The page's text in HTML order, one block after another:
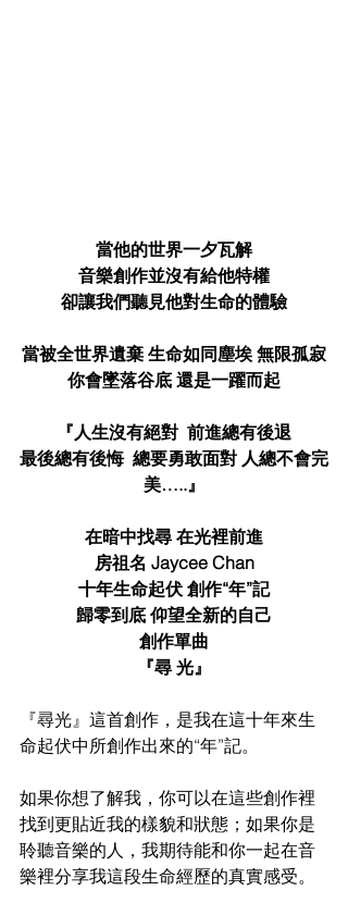
當他的世界一夕瓦解
音樂創作並沒有給他特權
卻讓我們聽見他對生命的體驗
當被全世界遺棄 生命如同塵埃 無限孤寂
你會墜落谷底 還是一躍而起
『人生沒有絕對  前進總有後退
最後總有後悔  總要勇敢面對 人總不會完
美…..』
在暗中找尋 在光裡前進
房祖名 Jaycee Chan
十年生命起伏 創作“年”記
歸零到底 仰望全新的自己
創作單曲
『尋 光』
『尋光』這首創作，是我在這十年來生
命起伏中所創作出來的“年”記。
如果你想了解我，你可以在這些創作裡
找到更貼近我的樣貌和狀態；如果你是
聆聽音樂的人，我期待能和你一起在音
樂裡分享我這段生命經歷的真實感受。